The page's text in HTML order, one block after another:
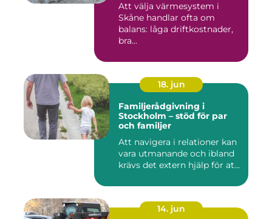
Att välja värmesystem i
Skåne handlar ofta om
balans: låga driftkostnader,
bra...
18. jun
Familjerådgivning i
Stockholm – stöd för par
och familjer
Att navigera i relationer kan
vara utmanande och ibland
krävs det extern hjälp för at...
14. jun